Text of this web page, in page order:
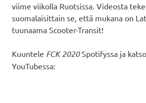
viime viikolla Ruotsissa. Videosta
suomalaisittain se, että mukana on
tuunaama Scooter-Transit!
Kuuntele FCK 2020Spotifyssa ja
YouTubessa: